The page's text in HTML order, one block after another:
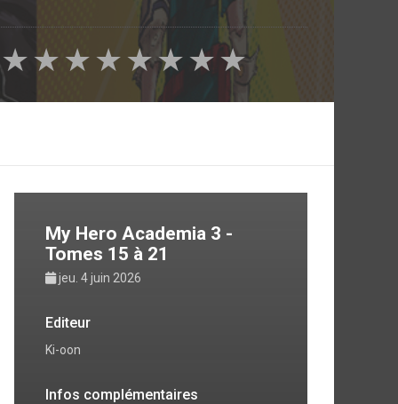
★
★
★
★
★
★
★
★
My Hero Academia 3 -
Tomes 15 à 21
jeu. 4 juin 2026
Editeur
Ki-oon
Infos complémentaires